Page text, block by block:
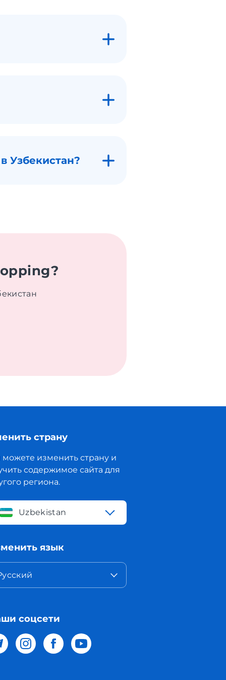
Узбекистан?
страну
изменить страну и
содержимое сайта для
региона.
Uzbekistan
язык
соцсети